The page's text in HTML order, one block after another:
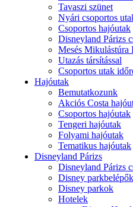
Tavaszi szünet
Nyári csoportos
Csoportos hajóutak
Disneyland Párizs
Mesés Mikulástúra
Utazás társítással
Csoportos utak
Hajóutak
Bemutatkozunk
Akciós Costa
Csoportos hajóutak
Tengeri hajóutak
Folyami hajóutak
Tematikus hajóutak
Disneyland Párizs
Disneyland Párizs
Disney parkbelépők
Disney parkok
Hotelek